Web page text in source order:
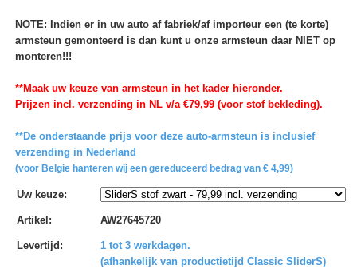
NOTE: Indien er in uw auto af fabriek/af importeur een (te korte)
armsteun gemonteerd is dan kunt u onze armsteun daar NIET op
monteren!!!
**Maak uw keuze van armsteun in het kader hieronder.
Prijzen incl. verzending in NL v/a €79,99 (voor stof bekleding).
**De onderstaande prijs voor deze auto-armsteun is inclusief
verzending in Nederland
(voor Belgie hanteren wij een gereduceerd bedrag van € 4,99)
Uw keuze:
Artikel : AW27645720
Levertijd :
1 tot 3 werkdagen.
(afhankelijk van productietijd Classic SliderS)